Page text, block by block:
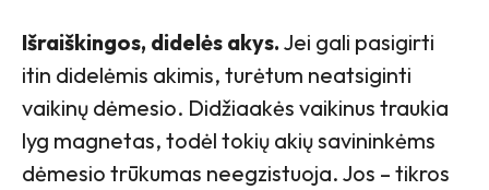
Išraiškingos, didelės akys. Jei gali pasigirti
itin didelėmis akimis, turėtum neatsiginti
vaikinų dėmesio. Didžiaakės vaikinus traukia
lyg magnetas, todėl tokių akių savininkėms
dėmesio trūkumas neegzistuoja. Jos – tikros